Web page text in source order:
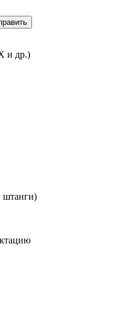
и др.)
штанги)